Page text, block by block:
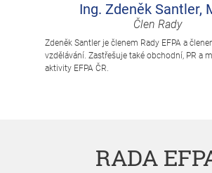
Ing. Zdeněk Santler,
Člen Rady
Zdeněk Santler je členem Rady EFPA a
vzdělávání. Zastřešuje také obchodní, PR a
aktivity EFPA ČR.
RADA